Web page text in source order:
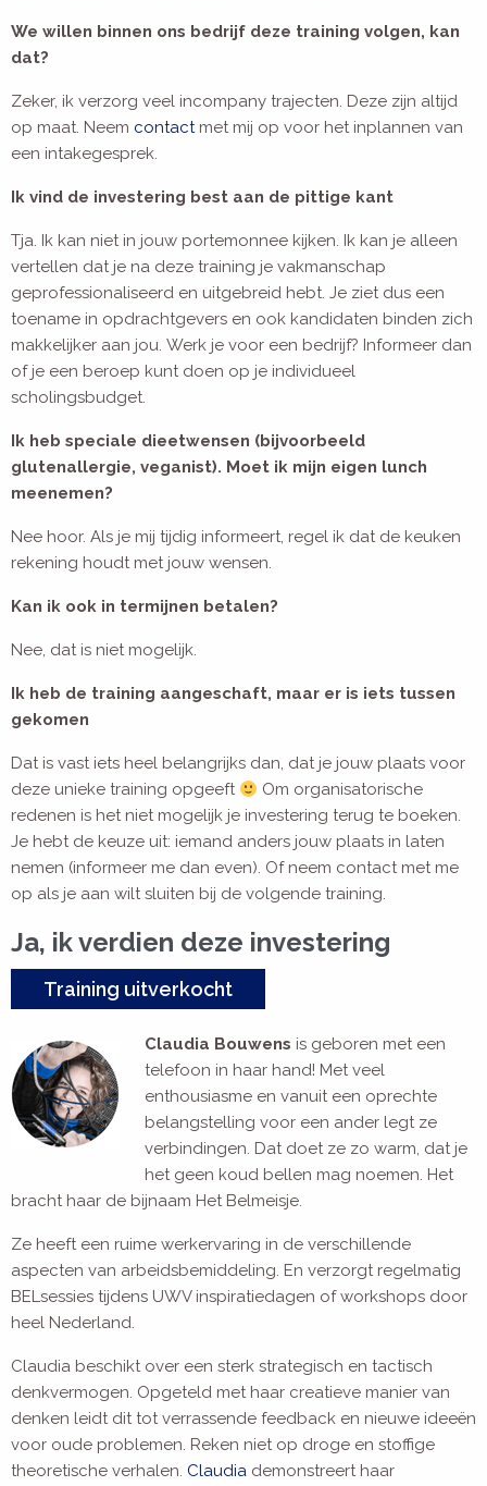
We willen binnen ons bedrijf deze training volgen, kan
dat?
Zeker, ik verzorg veel incompany trajecten. Deze zijn altijd
op maat. Neem contactmet mij op voor het inplannen van
een intakegesprek.
Ik vind de investering best aan de pittige kant
Tja. Ik kan niet in jouw portemonnee kijken. Ik kan je alleen
vertellen dat je na deze training je vakmanschap
geprofessionaliseerd en uitgebreid hebt. Je ziet dus een
toename in opdrachtgevers en ook kandidaten binden zich
makkelijker aan jou. Werk je voor een bedrijf? Informeer dan
of je een beroep kunt doen op je individueel
scholingsbudget.
Ik heb speciale dieetwensen (bijvoorbeeld
glutenallergie, veganist). Moet ik mijn eigen lunch
meenemen?
Nee hoor. Als je mij tijdig informeert, regel ik dat de keuken
rekening houdt met jouw wensen.
Kan ik ook in termijnen betalen?
Nee, dat is niet mogelijk.
Ik heb de training aangeschaft, maar er is iets tussen
gekomen
Dat is vast iets heel belangrijks dan, dat je jouw plaats voor
deze unieke training opgeeft
Om organisatorische
redenen is het niet mogelijk je investering terug te boeken.
Je hebt de keuze uit: iemand anders jouw plaats in laten
nemen (informeer me dan even). Of neem contact met me
op als je aan wilt sluiten bij de volgende training.
Ja, ik verdien deze investering
Training uitverkocht
Claudia Bouwens is geboren met een
telefoon in haar hand! Met veel
enthousiasme en vanuit een oprechte
belangstelling voor een ander legt ze
verbindingen. Dat doet ze zo warm, dat je
het geen koud bellen mag noemen. Het
bracht haar de bijnaam Het Belmeisje.
Ze heeft een ruime werkervaring in de verschillende
aspecten van arbeidsbemiddeling. En verzorgt regelmatig
BELsessies tijdens UWV inspiratiedagen of workshops door
heel Nederland.
Claudia beschikt over een sterk strategisch en tactisch
denkvermogen. Opgeteld met haar creatieve manier van
denken leidt dit tot verrassende feedback en nieuwe ideeën
voor oude problemen. Reken niet op droge en stoffige
theoretische verhalen. Claudia demonstreert haar